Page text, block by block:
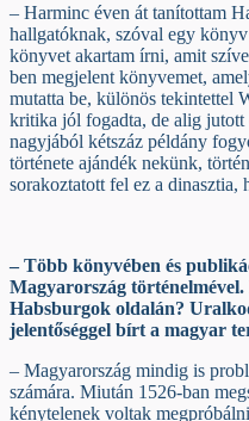
– Harminc éven át tanítottam
hallgatóknak, szóval egy
könyvet akartam írni, amit
ben megjelent könyvemet,
mutatta be, különös tekintettel
kritika jól fogadta, de alig jutott
nagyjából kétszáz példány
története ajándék nekünk,
sorakoztatott fel ez a dinasztia,
– Több könyvében és
Magyarország
Habsburgok oldalán?
jelentőséggel bírt a magyar
– Magyarország mindig is
számára. Miután 1526-ban
kénytelenek voltak